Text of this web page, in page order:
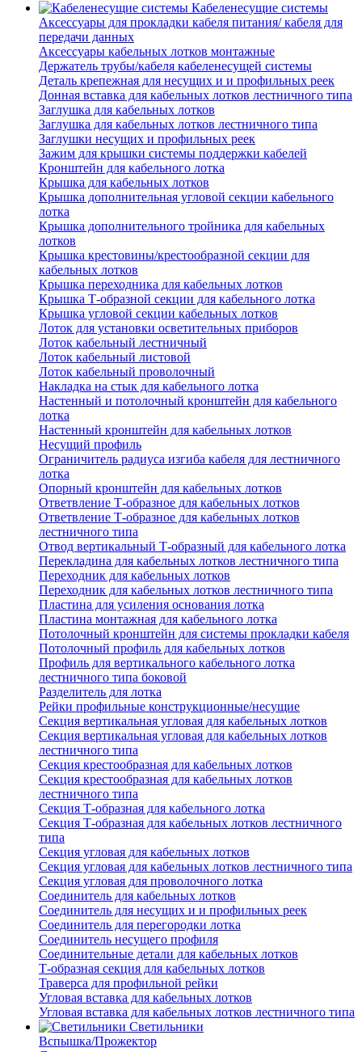
Кабеленесущие системы
Аксессуары для прокладки кабеля питания/ кабеля для
передачи данных
Аксессуары кабельных лотков монтажные
Держатель трубы/кабеля кабеленесущей системы
Деталь крепежная для несущих и и профильных реек
Донная вставка для кабельных лотков лестничного типа
Заглушка для кабельных лотков
Заглушка для кабельных лотков лестничного типа
Заглушки несущих и профильных реек
Зажим для крышки системы поддержки кабелей
Кронштейн для кабельного лотка
Крышка для кабельных лотков
Крышка дополнительная угловой секции кабельного
лотка
Крышка дополнительного тройника для кабельных
лотков
Крышка крестовины/крестообразной секции для
кабельных лотков
Крышка переходника для кабельных лотков
Крышка Т-образной секции для кабельного лотка
Крышка угловой секции кабельных лотков
Лоток для установки осветительных приборов
Лоток кабельный лестничный
Лоток кабельный листовой
Лоток кабельный проволочный
Накладка на стык для кабельного лотка
Настенный и потолочный кронштейн для кабельного
лотка
Настенный кронштейн для кабельных лотков
Несущий профиль
Ограничитель радиуса изгиба кабеля для лестничного
лотка
Опорный кронштейн для кабельных лотков
Ответвление Т-образное для кабельных лотков
Ответвление Т-образное для кабельных лотков
лестничного типа
Отвод вертикальный Т-образный для кабельного лотка
Перекладина для кабельных лотков лестничного типа
Переходник для кабельных лотков
Переходник для кабельных лотков лестничного типа
Пластина для усиления основания лотка
Пластина монтажная для кабельного лотка
Потолочный кронштейн для системы прокладки кабеля
Потолочный профиль для кабельных лотков
Профиль для вертикального кабельного лотка
лестничного типа боковой
Разделитель для лотка
Рейки профильные конструкционные/несущие
Секция вертикальная угловая для кабельных лотков
Секция вертикальная угловая для кабельных лотков
лестничного типа
Секция крестообразная для кабельных лотков
Секция крестообразная для кабельных лотков
лестничного типа
Секция Т-образная для кабельного лотка
Секция Т-образная для кабельных лотков лестничного
типа
Секция угловая для кабельных лотков
Секция угловая для кабельных лотков лестничного типа
Секция угловая для проволочного лотка
Соединитель для кабельных лотков
Соединитель для несущих и и профильных реек
Соединитель для перегородки лотка
Соединитель несущего профиля
Соединительные детали для кабельных лотков
Т-образная секция для кабельных лотков
Траверса для профильной рейки
Угловая вставка для кабельных лотков
Угловая вставка для кабельных лотков лестничного типа
Светильники
Вспышка/Прожектор